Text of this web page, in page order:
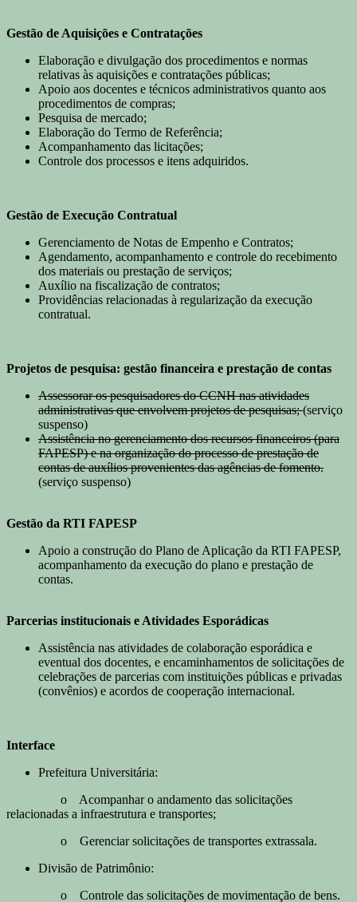
Gestão de Aquisições e Contratações
Elaboração e divulgação dos procedimentos e normas
relativas às aquisições e contratações públicas;
Apoio aos docentes e técnicos administrativos quanto aos
procedimentos de compras;
Pesquisa de mercado;
Elaboração do Termo de Referência;
Acompanhamento das licitações;
Controle dos processos e itens adquiridos.
Gestão de Execução Contratual
Gerenciamento de Notas de Empenho e Contratos;
Agendamento, acompanhamento e controle do recebimento
dos materiais ou prestação de serviços;
Auxílio na fiscalização de contratos;
Providências relacionadas à regularização da execução
contratual.
Projetos de pesquisa: gestão financeira e prestação de contas
Assessorar os pesquisadores do CCNH nas atividades
administrativas que envolvem projetos de pesquisas;(serviço
suspenso)
Assistência no gerenciamento dos recursos financeiros (para
FAPESP) e na organização do processo de prestação de
contas de auxílios provenientes das agências de fomento.
(serviço suspenso)
Gestão da RTI FAPESP
Apoio a construção do Plano de Aplicação da RTI FAPESP,
acompanhamento da execução do plano e prestação de
contas.
Parcerias institucionais e Atividades Esporádicas
Assistência nas atividades de colaboração esporádica e
eventual dos docentes, e encaminhamentos de solicitações de
celebrações de parcerias com instituições públicas e privadas
(convênios) e acordos de cooperação internacional.
Interface
Prefeitura Universitária:
o Acompanhar o andamento das solicitações
relacionadas a infraestrutura e transportes;
o Gerenciar solicitações de transportes extrassala.
Divisão de Patrimônio:
o Controle das solicitações de movimentação de bens.